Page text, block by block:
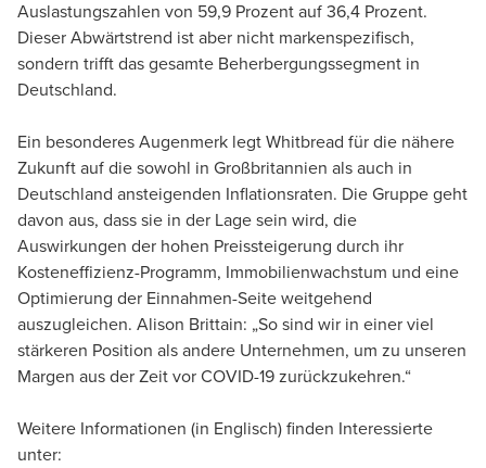
Auslastungszahlen von 59,9 Prozent auf 36,4 Prozent.
Dieser Abwärtstrend ist aber nicht markenspezifisch,
sondern trifft das gesamte Beherbergungssegment in
Deutschland.
Ein besonderes Augenmerk legt Whitbread für die nähere
Zukunft auf die sowohl in Großbritannien als auch in
Deutschland ansteigenden Inflationsraten. Die Gruppe geht
davon aus, dass sie in der Lage sein wird, die
Auswirkungen der hohen Preissteigerung durch ihr
Kosteneffizienz-Programm, Immobilienwachstum und eine
Optimierung der Einnahmen-Seite weitgehend
auszugleichen. Alison Brittain: „So sind wir in einer viel
stärkeren Position als andere Unternehmen, um zu unseren
Margen aus der Zeit vor COVID-19 zurückzukehren.“
Weitere Informationen (in Englisch) finden Interessierte
unter: